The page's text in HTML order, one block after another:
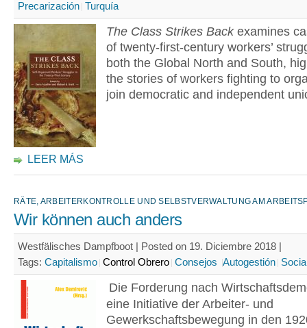
Precarización Turquía
The Class Strikes Backexamines
of twenty-first-century workers’
both the Global North and South,
the stories of workers fighting to
join democratic and independent
LEER MÁS
RÄTE, ARBEITERKONTROLLE UND SELBSTVERWALTUNG AM
Wir können auch anders
Westfälisches Dampfboot | Posted on 19. Diciembre 2018 |
Tags: Capitalismo Control Obrero Consejos Autogestión
Die Forderung nach
eine Initiative der Arbeiter- und
Gewerkschaftsbewegung in den